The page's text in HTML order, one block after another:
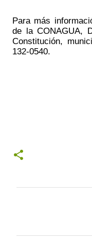
Para más
de la CONAGUA,
Constitución,
132-0540.